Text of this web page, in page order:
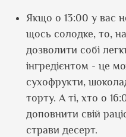
Якщо о 13:00 у вас
щось солодке, то,
дозволити собі
інгредієнтом - це
сухофрукти,
торту. А ті, хто о
доповнити свій
страви десерт.